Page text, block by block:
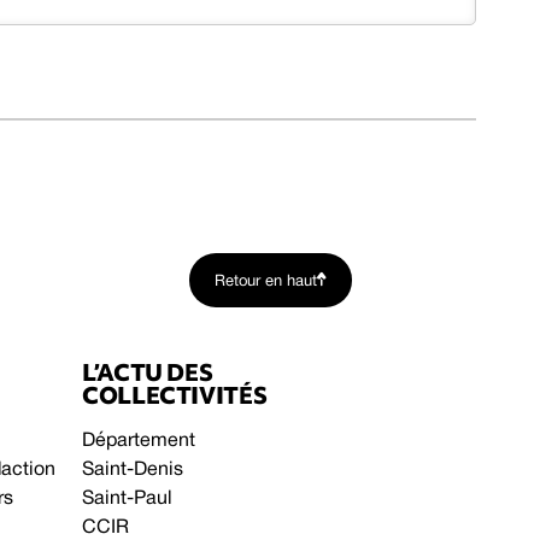
Retour en haut
L’ACTU DES
COLLECTIVITÉS
Département
Saint-Denis
Saint-Paul
CCIR